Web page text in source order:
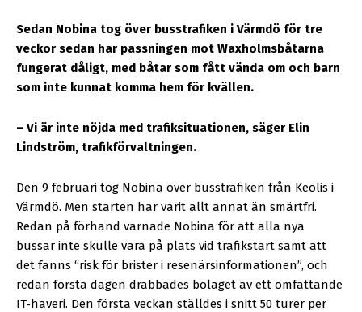
Sedan Nobina tog över busstrafiken i Värmdö för tre
veckor sedan har passningen mot Waxholmsbåtarna
fungerat dåligt, med båtar som fått vända om och barn
som inte kunnat komma hem för kvällen.
– Vi är inte nöjda med trafiksituationen, säger Elin
Lindström, trafikförvaltningen.
Den 9 februari tog Nobina över busstrafiken från Keolis i
Värmdö. Men starten har varit allt annat än smärtfri.
Redan på förhand varnade Nobina för att alla nya
bussar inte skulle vara på plats vid trafikstart samt att
det fanns “risk för brister i resenärsinformationen”, och
redan första dagen drabbades bolaget av ett omfattande
IT-haveri. Den första veckan ställdes i snitt 50 turer per